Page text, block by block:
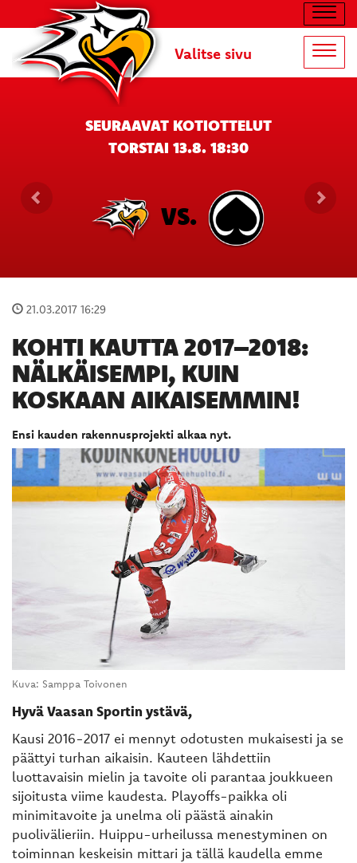
Valitse sivu
SEURAAVAT KOTIOTTELUT
TORSTAI 13.8. 18:30
VS.
21.03.2017 16:29
KOHTI KAUTTA 2017–2018:
NÄLKÄISEMPI, KUIN
KOSKAAN AIKAISEMMIN!
​Ensi kauden rakennusprojekti alkaa nyt.
Kuva: Samppa Toivonen
Hyvä Vaasan Sportin ystävä,
Kausi 2016-2017 ei mennyt odotusten mukaisesti ja se
päättyi turhan aikaisin. Kauteen lähdettiin
luottavaisin mielin ja tavoite oli parantaa joukkueen
sijoitusta viime kaudesta. Playoffs-paikka oli
minimitavoite ja unelma oli päästä ainakin
puolivälieriin. Huippu-urheilussa menestyminen on
toiminnan keskeisin mittari ja tällä kaudella emme